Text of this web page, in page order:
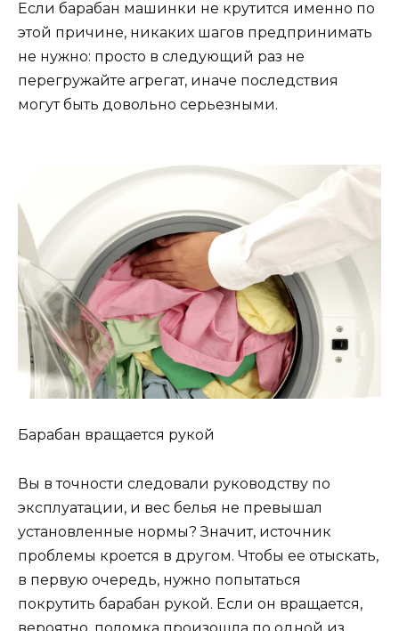
Если барабан машинки не крутится именно по
этой причине, никаких шагов предпринимать
не нужно: просто в следующий раз не
перегружайте агрегат, иначе последствия
могут быть довольно серьезными.
Барабан вращается рукой
Вы в точности следовали руководству по
эксплуатации, и вес белья не превышал
установленные нормы? Значит, источник
проблемы кроется в другом. Чтобы ее отыскать,
в первую очередь, нужно попытаться
покрутить барабан рукой. Если он вращается,
вероятно, поломка произошла по одной из